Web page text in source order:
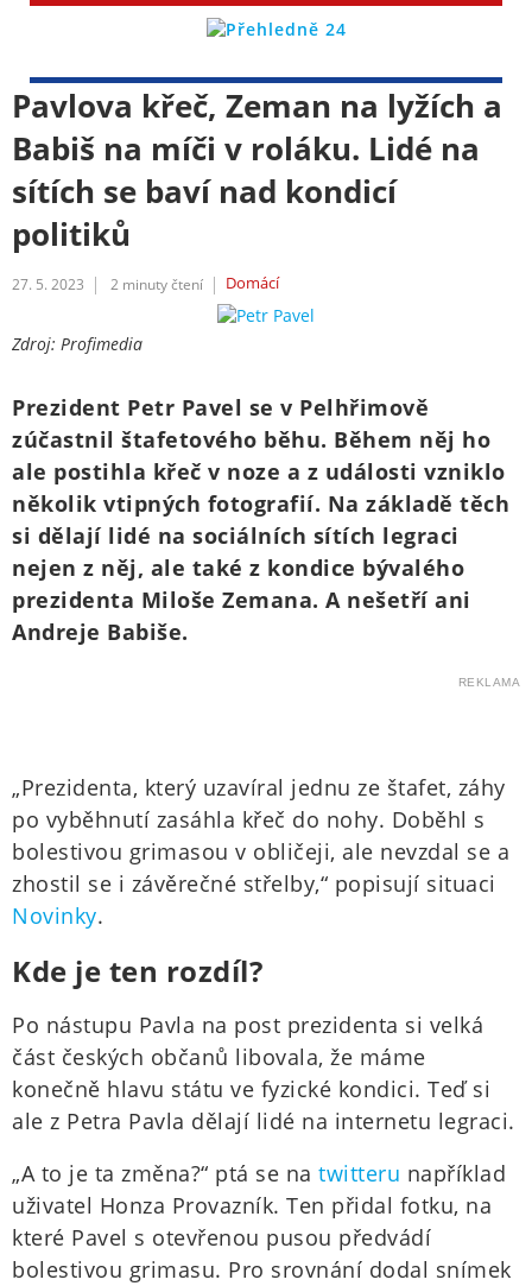
Pavlova křeč, Zeman na lyžích a
Babiš na míči v roláku. Lidé na
sítích se baví nad kondicí
politiků
27. 5. 2023 2 minuty čtení Domácí
Zdroj: Profimedia
Prezident Petr Pavel se v Pelhřimově
zúčastnil štafetového běhu. Během něj ho
ale postihla křeč v noze a z události vzniklo
několik vtipných fotografií. Na základě těch
si dělají lidé na sociálních sítích legraci
nejen z něj, ale také z kondice bývalého
prezidenta Miloše Zemana. A nešetří ani
Andreje Babiše.
REKLAMA
„Prezidenta, který uzavíral jednu ze štafet, záhy
po vyběhnutí zasáhla křeč do nohy. Doběhl s
bolestivou grimasou v obličeji, ale nevzdal se a
zhostil se i závěrečné střelby,“ popisují situaci
Novinky.
Kde je ten rozdíl?
Po nástupu Pavla na post prezidenta si velká
část českých občanů libovala, že máme
konečně hlavu státu ve fyzické kondici. Teď si
ale z Petra Pavla dělají lidé na internetu legraci.
„A to je ta změna?“ ptá se na twitteru například
uživatel Honza Provazník. Ten přidal fotku, na
které Pavel s otevřenou pusou předvádí
bolestivou grimasu. Pro srovnání dodal snímek